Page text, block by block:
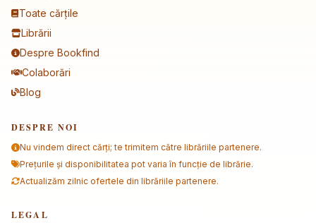
Toate cărțile
Librării
Despre Bookfind
Colaborări
Blog
DESPRE NOI
Nu vindem direct cărți; te trimitem către librăriile partenere.
Prețurile și disponibilitatea pot varia în funcție de librărie.
Actualizăm zilnic ofertele din librăriile partenere.
LEGAL